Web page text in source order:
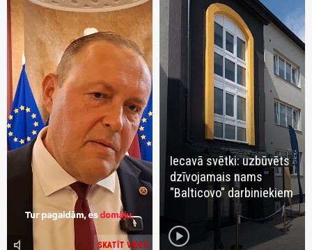
SKATĪT VIDEO
volume_mute
Iecavā svētki: uzbūvēts
dzīvojamais nams
"Balticovo" darbiniekiem
play_circle